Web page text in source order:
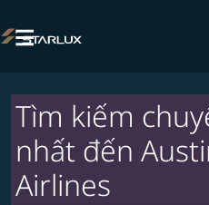

Tìm kiếm
nhất đến
Airlines